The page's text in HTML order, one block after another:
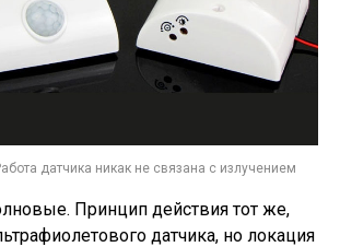
датчика никак не связана с излучением
Принцип действия тот же,
датчика, но локация